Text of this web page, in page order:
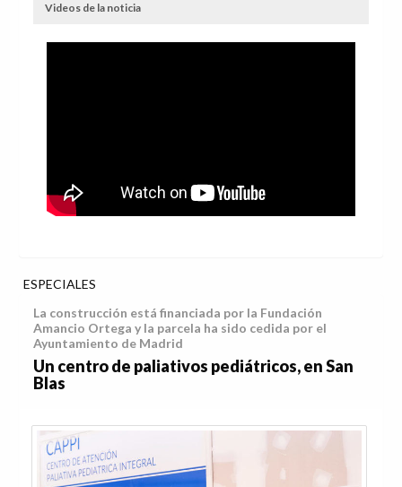
Videos de la noticia
ESPECIALES
La construcción está financiada por la Fundación
Amancio Ortega y la parcela ha sido cedida por el
Ayuntamiento de Madrid
Un centro de paliativos pediátricos, en San
Blas